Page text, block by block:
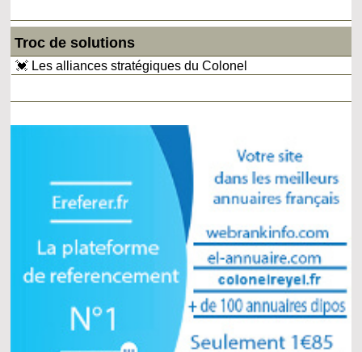
Troc de solutions
💓 Les alliances stratégiques du Colonel